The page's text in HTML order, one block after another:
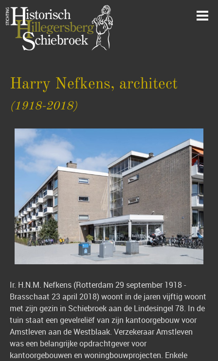
Harry Nefkens, architect
(1918-2018)
Ir. H.N.M. Nefkens (Rotterdam 29 september 1918 -
Brasschaat 23 april 2018) woont in de jaren vijftig woont
met zijn gezin in Schiebroek aan de Lindesingel 78. In de
tuin staat een gevelreliëf van zijn kantoorgebouw voor
Amstleven aan de Westblaak. Verzekeraar Amstleven
was een belangrijke opdrachtgever voor
kantoorgebouwen en woningbouwprojecten. Enkele